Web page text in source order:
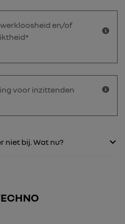
en/of
voor inzittenden
niet bij. Wat nu?